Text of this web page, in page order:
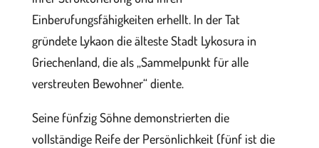
Einberufungsfähigkeiten erhellt. In der Tat
gründete Lykaon die älteste Stadt Lykosura in
Griechenland, die als „Sammelpunkt für alle
verstreuten Bewohner“ diente.
Seine fünfzig Söhne demonstrierten die
vollständige Reife der Persönlichkeit (fünf ist die